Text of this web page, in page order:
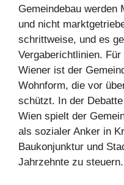
Gemeindebau werden
und nicht
schrittweise, und es
Vergaberichtlinien.
Wiener ist der
Wohnform, die vor
schützt. In der
Wien spielt der
als sozialer Anker in
Baukonjunktur und
Jahrzehnte zu steuern.